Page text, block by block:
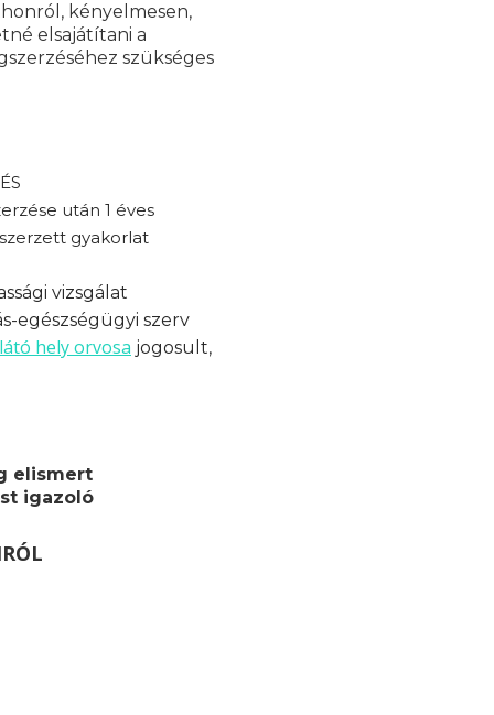
kényelmesen,
elsajátítani a
szükséges
után 1 éves
gyakorlat
vizsgálat
egészségügyi szerv
hely orvosa jogosult,
elismert
igazoló